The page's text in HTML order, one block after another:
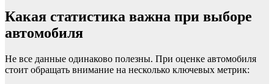
Какая статистика важна при выборе
автомобиля
Не все данные одинаково полезны. При оценке автомобиля
стоит обращать внимание на несколько ключевых метрик: